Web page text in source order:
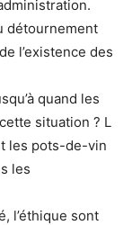
détournement
l’existence des
quand les
situation ? L
les pots-de-vin
les
l’éthique sont